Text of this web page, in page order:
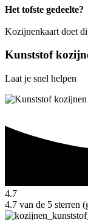
Het tofste gedeelte?
Kozijnenkaart doet
Kunststof
Laat je snel helpen
4.7
4.7 van de 5 sterren